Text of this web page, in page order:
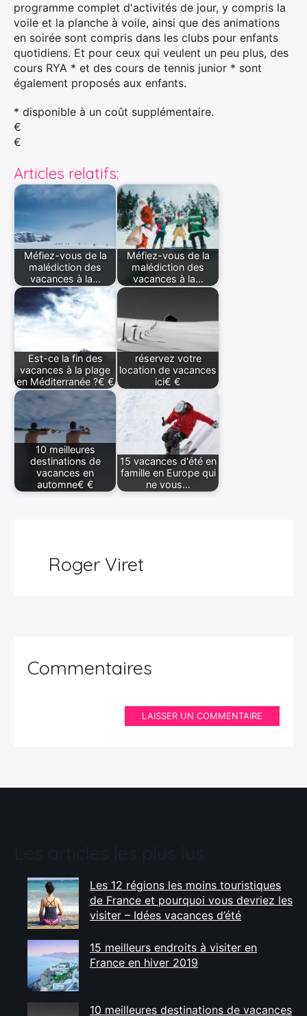
programme complet d'activités de jour, y compris la
voile et la planche à voile, ainsi que des animations
en soirée sont compris dans les clubs pour enfants
quotidiens. Et pour ceux qui veulent un peu plus, des
cours RYA * et des cours de tennis junior * sont
également proposés aux enfants.
* disponible à un coût supplémentaire.
€
€
Articles relatifs:
Méfiez-vous de la
malédiction des
vacances à la…
Méfiez-vous de la
malédiction des
vacances à la…
Est-ce la fin des
vacances à la plage
en Méditerranée ?€ €
réservez votre
location de vacances
ici€ €
10 meilleures
destinations de
vacances en
automne€ €
15 vacances d'été en
famille en Europe qui
ne vous…
Roger Viret
Commentaires
LAISSER UN COMMENTAIRE
Les 12 régions les moins touristiques
de France et pourquoi vous devriez les
visiter – Idées vacances d’été
15 meilleurs endroits à visiter en
France en hiver 2019
10 meilleures destinations de vacances